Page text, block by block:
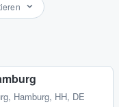
, Hamburg, HH, DE